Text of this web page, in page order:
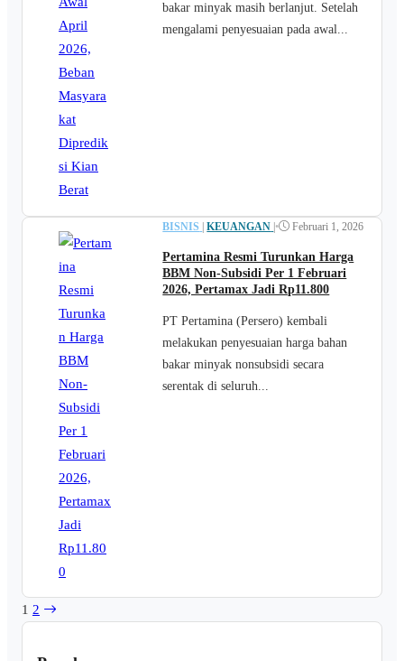
bakar minyak masih berlanjut. Setelah
mengalami penyesuaian pada awal...
BISNIS | KEUANGAN |• Februari 1, 2026
Pertamina Resmi Turunkan Harga
BBM Non-Subsidi Per 1 Februari
2026, Pertamax Jadi Rp11.800
PT Pertamina (Persero) kembali
melakukan penyesuaian harga bahan
bakar minyak nonsubsidi secara
serentak di seluruh...
1 2